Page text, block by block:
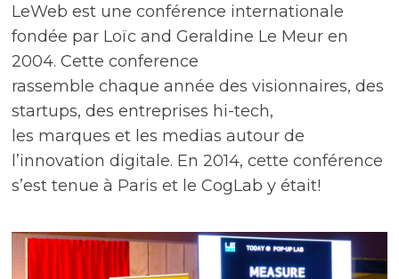
LeWeb est une conférence internationale
fondée par Loïc and Geraldine Le Meur en
2004. Cette conference
rassemble chaque année des visionnaires, des
startups, des entreprises hi-tech,
les marques et les medias autour de
l’innovation digitale. En 2014, cette conférence
s’est tenue à Paris et le CogLab y était!